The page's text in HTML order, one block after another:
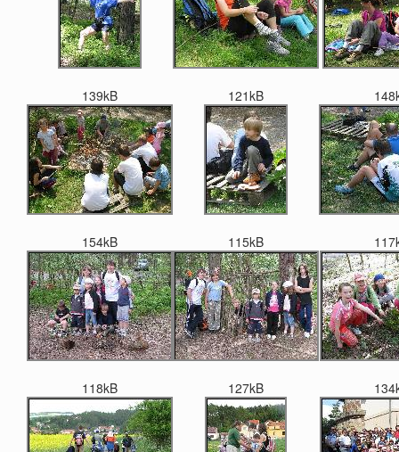
139kB 121kB
154kB 115kB
118kB 127kB